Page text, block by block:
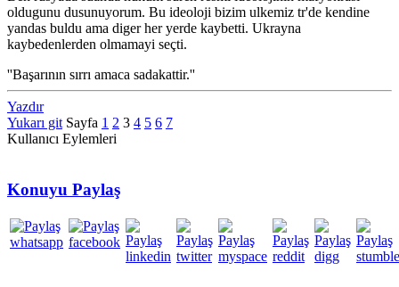
oldugunu dusunuyorum. Bu ideoloji bizim ulkemiz tr'de kendine
yandas buldu ama diger her yerde kaybetti. Ukrayna
kaybedenlerden olmamayi seçti.
''Başarının sırrı amaca sadakattir.''
Yazdır
Yukarı git Sayfa 1 2 3 4 5 6 7
Kullanıcı Eylemleri
Konuyu Paylaş